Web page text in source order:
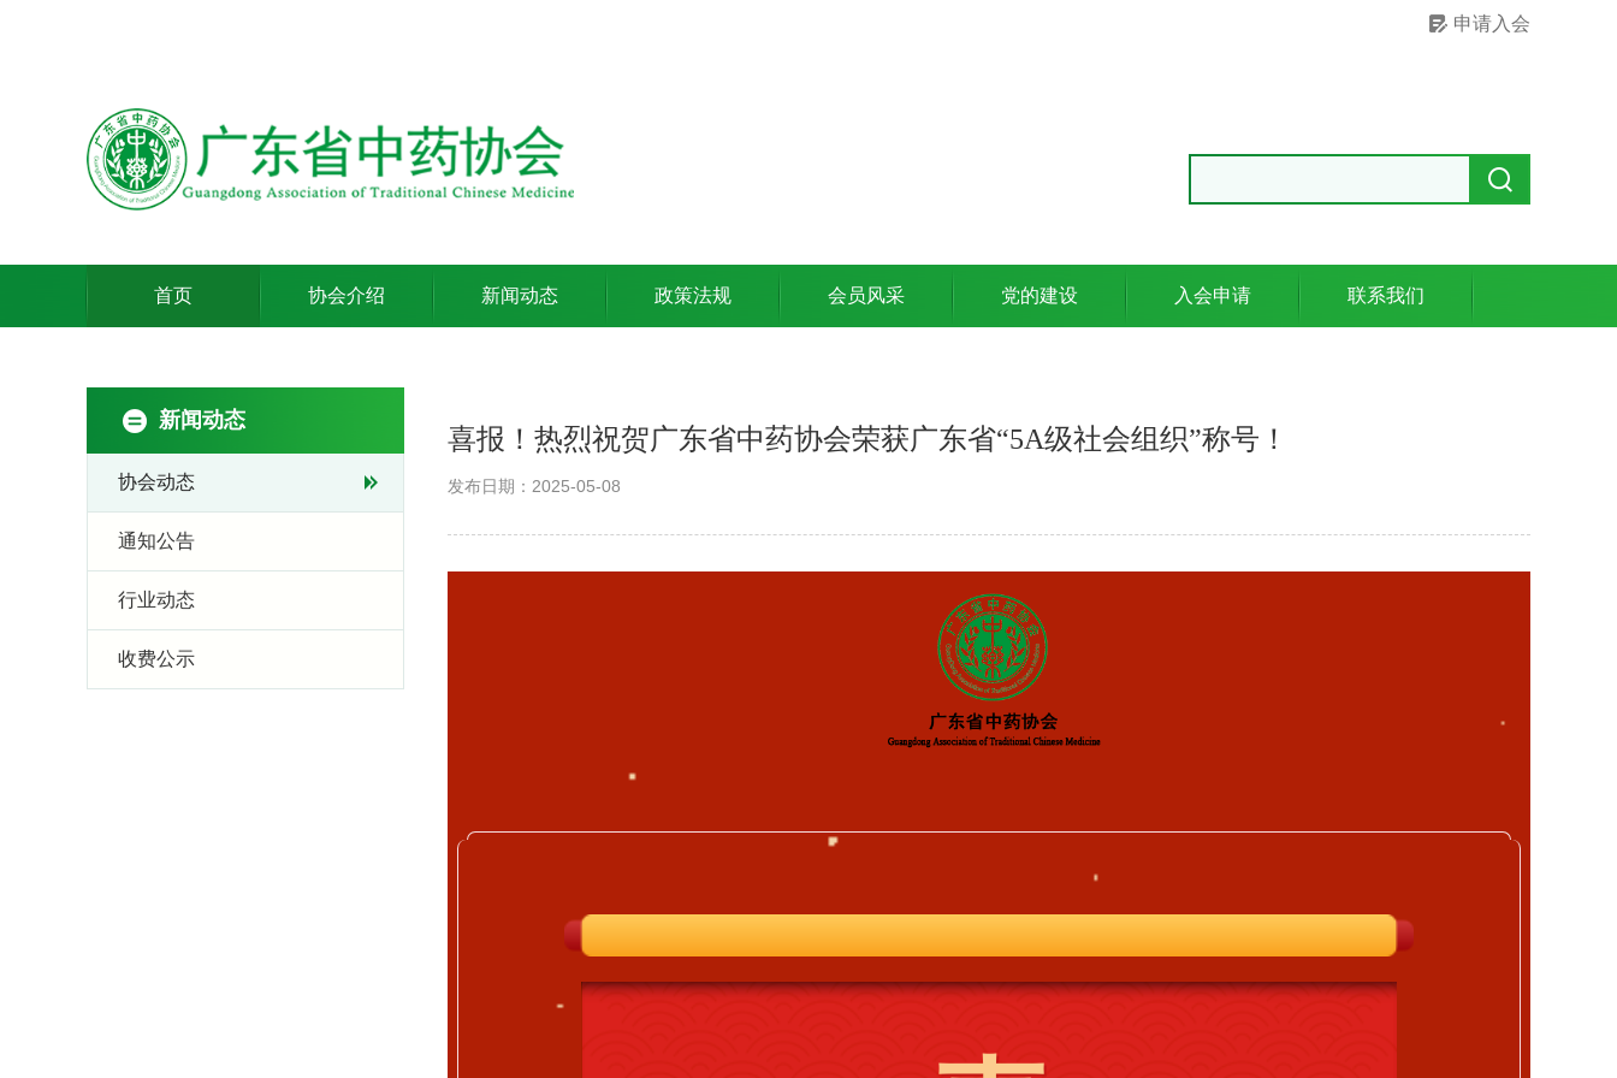
申请入会
首页 协会介绍 新闻动态 政策法规 会员风采 党的建设 入会申请 联系我们
新闻动态
协会动态
通知公告
行业动态
收费公示
喜报！热烈祝贺广东省中药协会荣获广东省“5A级社会组织”称号！
发布日期：2025-05-08